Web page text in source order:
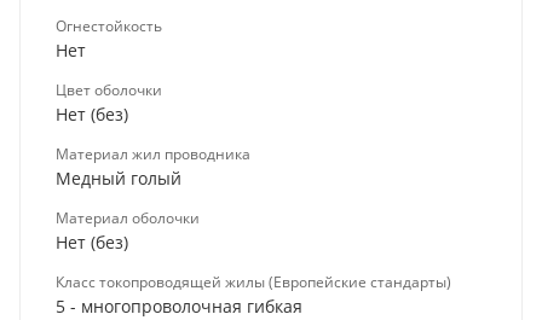
Огнестойкость
Нет
Цвет оболочки
Нет (без)
Материал жил проводника
Медный голый
Материал оболочки
Нет (без)
Класс токопроводящей жилы (Европейские стандарты)
5 - многопроволочная гибкая